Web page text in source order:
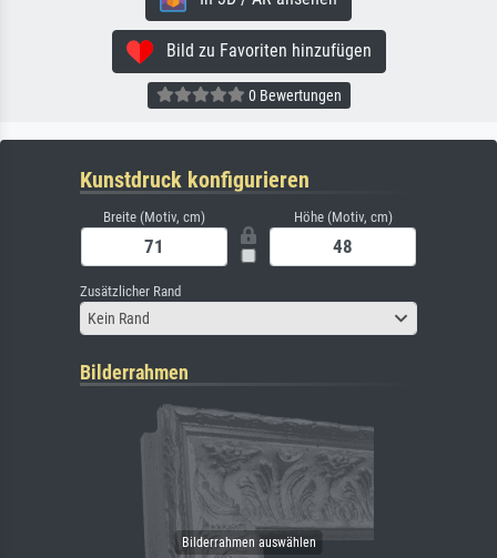
Bild zu Favoriten hinzufügen
0 Bewertungen
Kunstdruck konfigurieren
Breite (Motiv, cm) Höhe (Motiv, cm)
Zusätzlicher Rand
Kein Rand
Bilderrahmen